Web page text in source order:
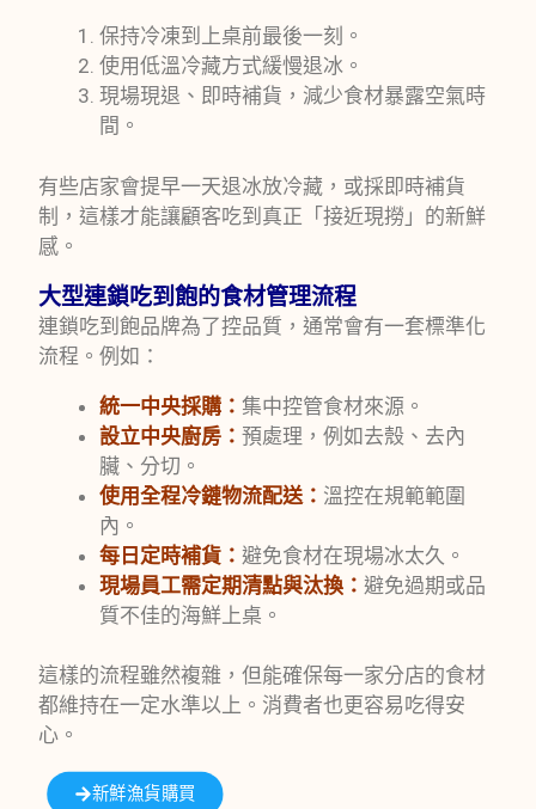
保持冷凍到上桌前最後一刻。
使用低溫冷藏方式緩慢退冰。
現場現退、即時補貨，減少食材暴露空氣時
間。
有些店家會提早一天退冰放冷藏，或採即時補貨
制，這樣才能讓顧客吃到真正「接近現撈」的新鮮
感。
大型連鎖吃到飽的食材管理流程
連鎖吃到飽品牌為了控品質，通常會有一套標準化
流程。例如：
統一中央採購： 集中控管食材來源。
設立中央廚房：預處理，例如去殼、去內
臟、分切。
使用全程冷鏈物流配送： 溫控在規範範圍
內。
每日定時補貨：避免食材在現場冰太久。
現場員工需定期清點與汰換：避免過期或品
質不佳的海鮮上桌。
這樣的流程雖然複雜，但能確保每一家分店的食材
都維持在一定水準以上。消費者也更容易吃得安
心。
新鮮漁貨購買